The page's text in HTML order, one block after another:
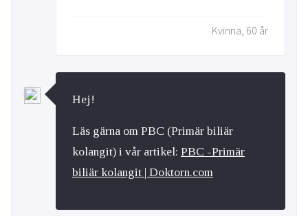
Kvinna, 60 år
Hej!
Läs gärna om PBC (Primär biliär
kolangit) i vår artikel: PBC -Primär
biliär kolangit | Doktorn.com